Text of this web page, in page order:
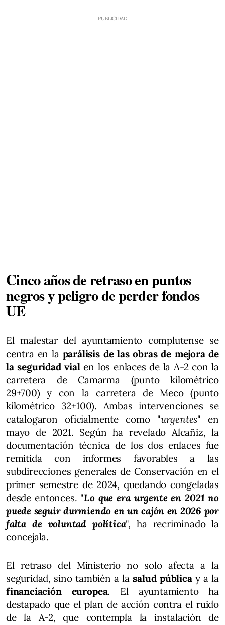
Cinco años de retraso en puntos
negros y peligro de perder fondos
UE
El malestar del ayuntamiento complutense se
centra en la parálisis de las obras de mejora de
la seguridad vialen los enlaces de la A-2 con la
carretera de Camarma (punto kilométrico
29+700) y con la carretera de Meco (punto
kilométrico 32+100). Ambas intervenciones se
catalogaron oficialmente como "urgentes" en
mayo de 2021. Según ha revelado Alcañiz, la
documentación técnica de los dos enlaces fue
remitida con informes favorables a las
subdirecciones generales de Conservación en el
primer semestre de 2024, quedando congeladas
desde entonces. "Lo que era urgente en 2021 no
puede seguir durmiendo en un cajón en 2026 por
falta de voluntad política", ha recriminado la
concejala.
El retraso del Ministerio no solo afecta a la
seguridad, sino también a lasalud públicay a la
financiación europea. El ayuntamiento ha
destapado que el plan de acción contra el ruido
de la A-2, que contempla la instalación de